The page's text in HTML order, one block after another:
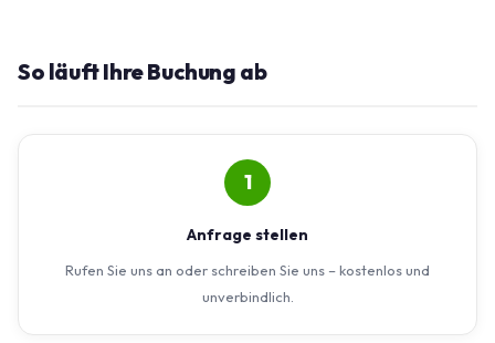
So läuft Ihre Buchung ab
1
Anfrage stellen
Rufen Sie uns an oder schreiben Sie uns – kostenlos und
unverbindlich.